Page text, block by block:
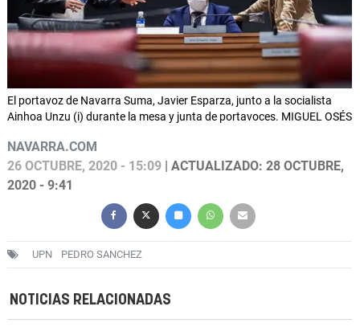
El portavoz de Navarra Suma, Javier Esparza, junto a la socialista
Ainhoa Unzu (i) durante la mesa y junta de portavoces. MIGUEL OSÉS
NAVARRA.COM
26 OCTUBRE, 2020 - 15:09 | ACTUALIZADO: 28 OCTUBRE,
2020 - 9:41
UPN PEDRO SANCHEZ
NOTICIAS RELACIONADAS